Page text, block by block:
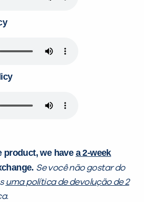
product, we have a2-week
Se você não gostar do
umapolítica de devolução de 2